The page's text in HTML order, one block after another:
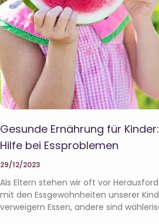
Gesunde Ernährung für
Hilfe bei Essproblemen
29/12/2023
Als Eltern stehen wir oft vor
mit den Essgewohnheiten unserer
verweigern Essen, andere sind